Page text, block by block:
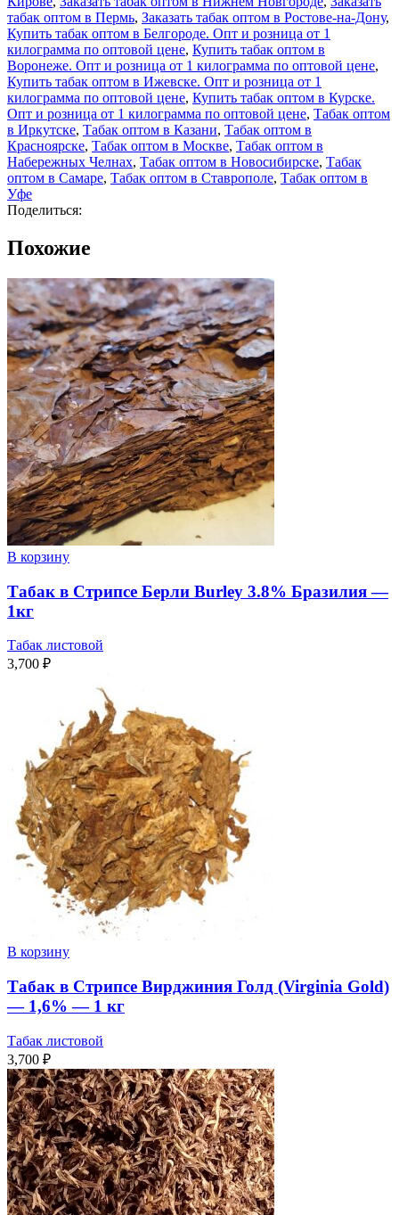
табак оптом в Пермь, Заказать табак оптом в Ростове-на-Дону,
Купить табак оптом в Белгороде. Опт и розница от 1
килограмма по оптовой цене, Купить табак оптом в
Воронеже. Опт и розница от 1 килограмма по оптовой цене,
Купить табак оптом в Ижевске. Опт и розница от 1
килограмма по оптовой цене, Купить табак оптом в Курске.
Опт и розница от 1 килограмма по оптовой цене, Табак оптом
в Иркутске, Табак оптом в Казани, Табак оптом в
Красноярске, Табак оптом в Москве, Табак оптом в
Набережных Челнах, Табак оптом в Новосибирске, Табак
оптом в Самаре, Табак оптом в Ставрополе, Табак оптом в
Уфе
Поделиться:
Похожие
В корзину
Табак в Стрипсе Берли Burley 3.8% Бразилия —
1кг
Табак листовой
3,700 ₽
В корзину
Табак в Стрипсе Вирджиния Голд (Virginia Gold)
— 1,6% — 1 кг
Табак листовой
3,700 ₽